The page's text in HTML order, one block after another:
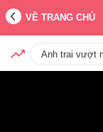
VỀ TRANG CHỦ
Anh trai vượt